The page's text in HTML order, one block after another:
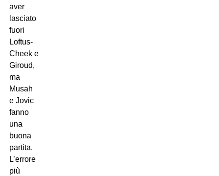
aver
lasciato
fuori
Loftus-
Cheek e
Giroud,
ma
Musah
e Jovic
fanno
una
buona
partita.
L’errore
più